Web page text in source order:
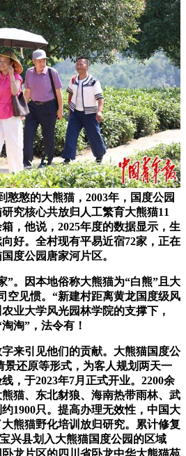
憨憨的大熊猫，2003年，国度公园
究核心共放归人工繁育大熊猫11
，他说，2025年度的数据显示，生
好。全村现有平易近宿72家，正在
度公园唐家河片区。
因本地俗称大熊猫为“白熊”且大
空见惯。“新建村距离黄龙国度级风
业大学风光园林学院的支撑下，
淘”，法令有！
引见他们的贡献。大熊猫国度公
景还原等形式，为客人规划两天一
，于2023年7月正式开业。2200余
猫、东北豺狼、海南热带雨林、武
1900只。提高办理无效性，中国大
熊猫野化培训放归研究。累计修复
兴县划入大熊猫国度公园的区域
龙片区的四川省卧龙中华大熊猫苑